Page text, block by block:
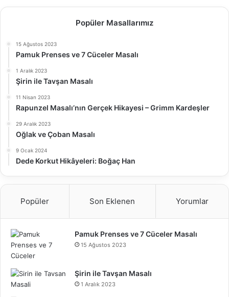
Popüler Masallarımız
15 Ağustos 2023
Pamuk Prenses ve 7 Cüceler Masalı
1 Aralık 2023
Şirin ile Tavşan Masalı
11 Nisan 2023
Rapunzel Masalı’nın Gerçek Hikayesi – Grimm Kardeşler
29 Aralık 2023
Oğlak ve Çoban Masalı
9 Ocak 2024
Dede Korkut Hikâyeleri: Boğaç Han
Popüler Son Eklenen Yorumlar
Pamuk Prenses ve 7 Cüceler Masalı
15 Ağustos 2023
Şirin ile Tavşan Masalı
1 Aralık 2023